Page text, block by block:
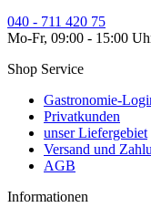
040 - 711 420 75
Mo-Fr, 09:00 - 15:00
Shop Service
Gastronomie-
Privatkunden
unser Liefergebiet
Versand und
AGB
Informationen